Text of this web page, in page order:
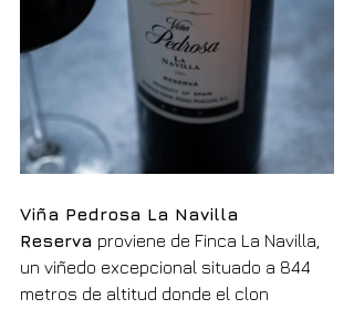
Viña Pedrosa La Navilla
Reserva proviene de Finca La Navilla,
un viñedo excepcional situado a 844
metros de altitud donde el clon